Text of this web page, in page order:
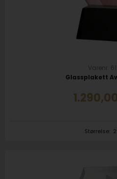
Varenr.
Glassplakett
Størrelse: